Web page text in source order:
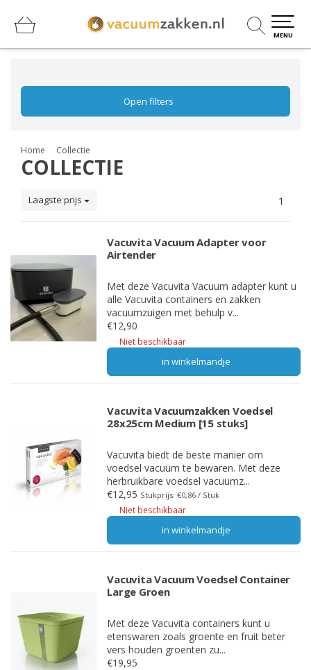
MENU
Open filters
Home Collectie
COLLECTIE
Laagste prijs 1
Vacuvita Vacuum Adapter voor
Airtender
Met deze Vacuvita Vacuum adapter kunt u
alle Vacuvita containers en zakken
vacuumzuigen met behulp v...
€12,90
Niet beschikbaar
in winkelmandje
Vacuvita Vacuumzakken Voedsel
28x25cm Medium [15 stuks]
Vacuvita biedt de beste manier om
voedsel vacuüm te bewaren. Met deze
herbruikbare voedsel vacuümz...
€12,95 Stukprijs: €0,86 / Stuk
Niet beschikbaar
in winkelmandje
Vacuvita Vacuum Voedsel Container
Large Groen
Met deze Vacuvita containers kunt u
etenswaren zoals groente en fruit beter
vers houden groenten zu...
€19,95